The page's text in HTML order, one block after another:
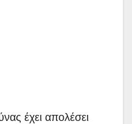
έχει απολέσει